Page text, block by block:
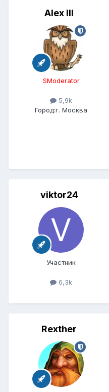
Alex IlI
SModerator
5,9k
Город:г. Москва
viktor24
Участник
6,3k
Rexther